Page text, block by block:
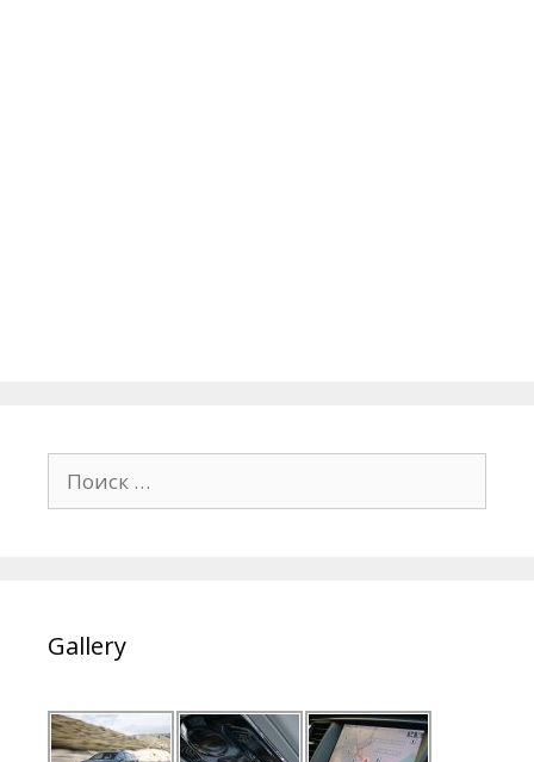
Gallery